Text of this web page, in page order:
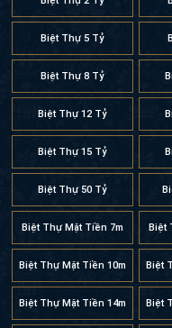
Biệt Thự 5 Tỷ
Biệt Thự 8 Tỷ
Biệt Thự 12 Tỷ
Biệt Thự 15 Tỷ
Biệt Thự 50 Tỷ
Biệt Thự Mặt Tiền 7m Biệt
Biệt Thự Mặt Tiền 10m Biệt
Biệt Thự Mặt Tiền 14m Biệt